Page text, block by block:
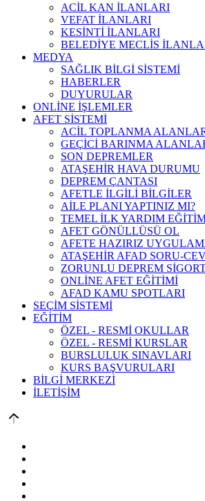
ACİL KAN İLANLARI
VEFAT İLANLARI
KESİNTİ İLANLARI
BELEDİYE MECLİS
MEDYA
SAĞLIK BİLGİ SİSTEMİ
HABERLER
DUYURULAR
ONLİNE İŞLEMLER
AFET SİSTEMİ
ACİL TOPLANMA
GEÇİCİ BARINMA
SON DEPREMLER
ATAŞEHİR HAVA DURUMU
DEPREM ÇANTASI
AFETLE İLGİLİ BİLGİLER
AİLE PLANI YAPTINIZ MI?
TEMEL İLK YARDIM
AFET GÖNÜLLÜSÜ OL
AFETE HAZIRIZ
ATAŞEHİR AFAD SORU-
ZORUNLU DEPREM
ONLİNE AFET EĞİTİMİ
AFAD KAMU SPOTLARI
SEÇİM SİSTEMİ
EĞİTİM
ÖZEL - RESMİ OKULLAR
ÖZEL - RESMİ KURSLAR
BURSLULUK SINAVLARI
KURS BAŞVURULARI
BİLGİ MERKEZİ
İLETİŞİM